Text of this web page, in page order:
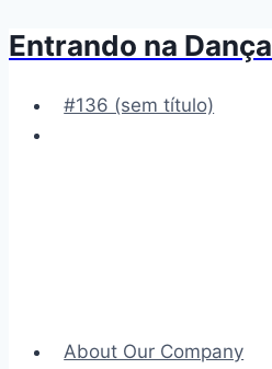
Pular
Conteúdo
Entrando na Dança
#136 (sem título)
About Our Company